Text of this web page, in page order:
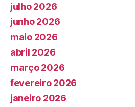
julho 2026
junho 2026
maio 2026
abril 2026
março 2026
fevereiro 2026
janeiro 2026